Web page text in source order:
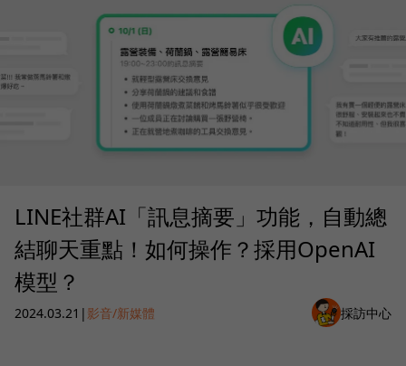
LINE社群AI「訊息摘要」功能，自動總
結聊天重點！如何操作？採用OpenAI
模型？
2024.03.21 | 影音/新媒體 採訪中心